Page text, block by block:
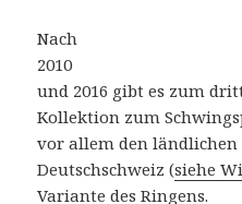
Nach
2010
und 2016 gibt es zum
Kollektion zum
vor allem den ländlichen
Deutschschweiz (siehe
Variante des Ringens.